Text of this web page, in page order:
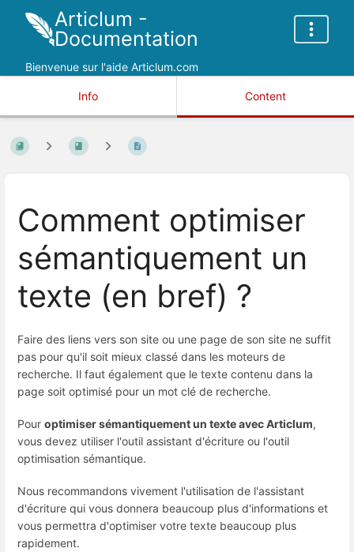
Articlum -
Documentation
Bienvenue sur l'aide Articlum.com
Info Content
Comment optimiser
sémantiquement un
texte (en bref) ?
Faire des liens vers son site ou une page de son site ne suffit
pas pour qu'il soit mieux classé dans les moteurs de
recherche. Il faut également que le texte contenu dans la
page soit optimisé pour un mot clé de recherche.
Pour optimiser sémantiquement un texte avec Articlum,
vous devez utiliser l'outil assistant d'écriture ou l'outil
optimisation sémantique.
Nous recommandons vivement l'utilisation de l'assistant
d'écriture qui vous donnera beaucoup plus d'informations et
vous permettra d'optimiser votre texte beaucoup plus
rapidement.